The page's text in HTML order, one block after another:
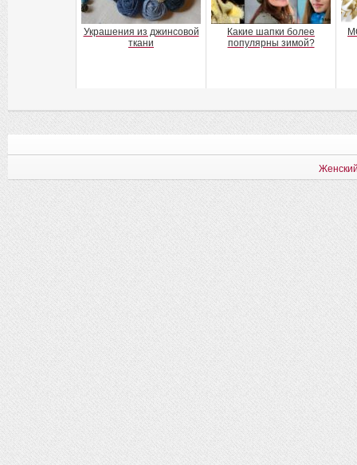
Украшения из джинсовой
ткани
Какие шапки более
популярны зимой?